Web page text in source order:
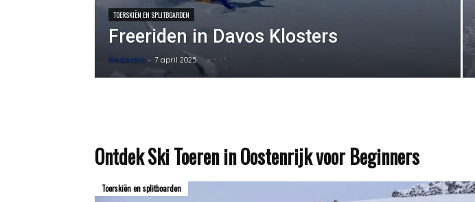
TOERSKIËN EN SPLITBOARDEN
Freeriden in Davos Klosters
Redactie - 7 april 2025
Ontdek Ski Toeren in Oostenrijk voor Beginners
Toerskiën en splitboarden